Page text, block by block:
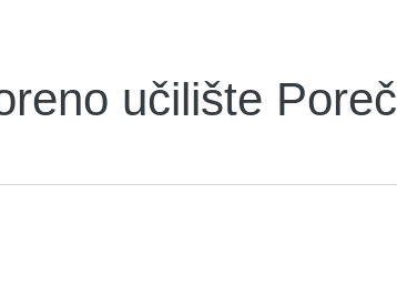
učilište Poreč